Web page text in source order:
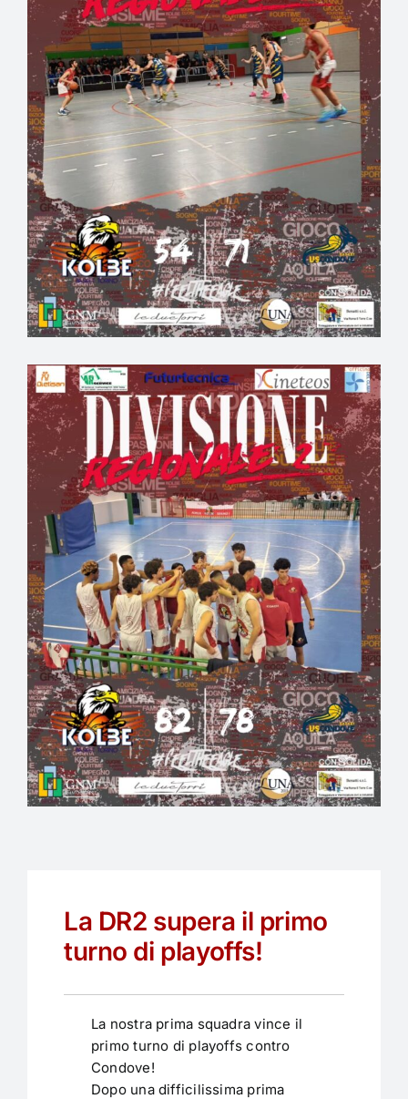
EVENTI
PARTNERS
ARTICOLI PROMOZIONALI
CONTATTI
La DR2 supera il primo
turno di playoffs!
La nostra prima squadra vince il
primo turno di playoffs contro
Condove!
Dopo una difficilissima prima